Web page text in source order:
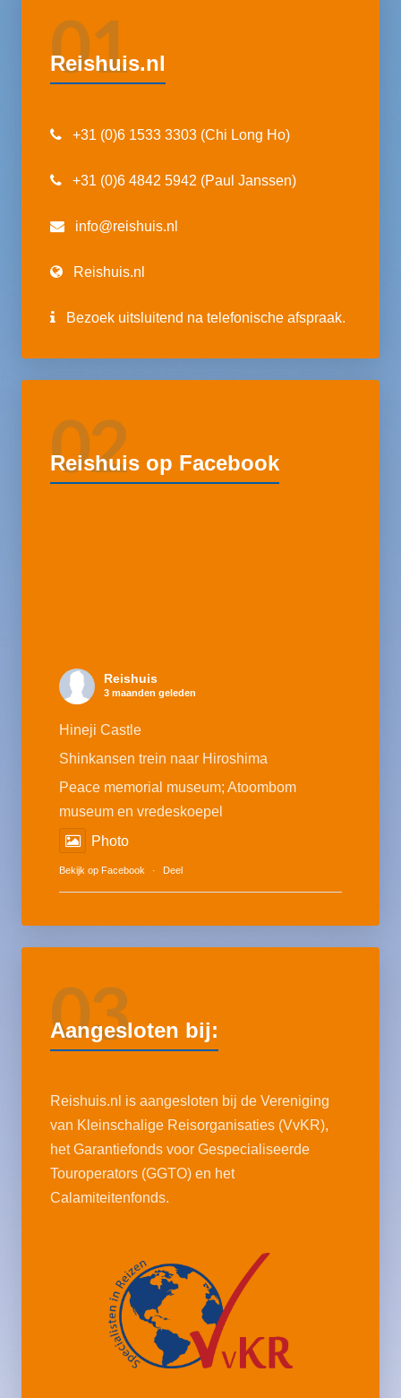
01
Reishuis.nl
+31 (0)6 1533 3303 (Chi Long Ho)
+31 (0)6 4842 5942 (Paul Janssen)
info@reishuis.nl
Reishuis.nl
Bezoek uitsluitend na telefonische afspraak.
02
Reishuis op Facebook
Reishuis
3 maanden geleden
Hineji Castle
Shinkansen trein naar Hiroshima
Peace memorial museum; Atoombom
museum en vredeskoepel
Photo
Bekijk op Facebook · Deel
03
Aangesloten bij:
Reishuis.nl is aangesloten bij de Vereniging
van Kleinschalige Reisorganisaties (VvKR),
het Garantiefonds voor Gespecialiseerde
Touroperators (GGTO) en het
Calamiteitenfonds.